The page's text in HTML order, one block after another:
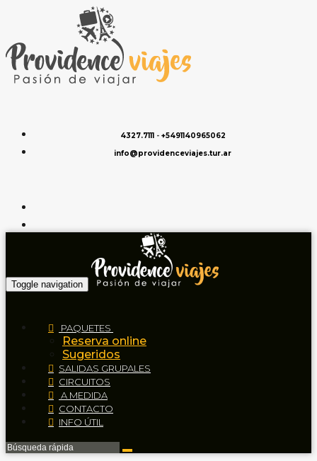
4327.7111- +5491140965062
info@providenceviajes.tur.ar
Toggle navigation
PAQUETES
Reserva online
Sugeridos
SALIDAS GRUPALES
CIRCUITOS
A MEDIDA
CONTACTO
INFO ÚTIL